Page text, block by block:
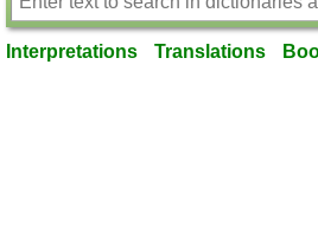
Interpretations Translations